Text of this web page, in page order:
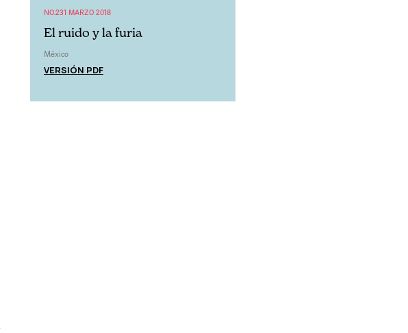
NO.231 MARZO 2018
El ruido y la furia
México
VERSIÓN PDF